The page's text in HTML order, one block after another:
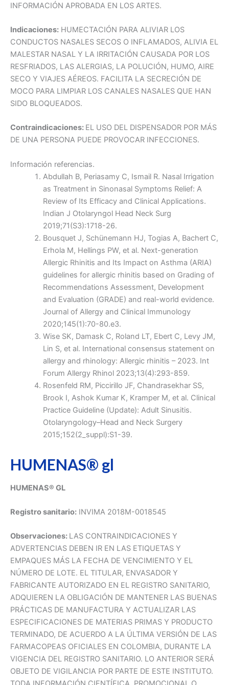
INFORMACIÓN APROBADA EN LOS ARTES.
Indicaciones: HUMECTACIÓN PARA ALIVIAR LOS
CONDUCTOS NASALES SECOS O INFLAMADOS, ALIVIA EL
MALESTAR NASAL Y LA IRRITACIÓN CAUSADA POR LOS
RESFRIADOS, LAS ALERGIAS, LA POLUCIÓN, HUMO, AIRE
SECO Y VIAJES AÉREOS. FACILITA LA SECRECIÓN DE
MOCO PARA LIMPIAR LOS CANALES NASALES QUE HAN
SIDO BLOQUEADOS.
Contraindicaciones: EL USO DEL DISPENSADOR POR MÁS
DE UNA PERSONA PUEDE PROVOCAR INFECCIONES.
Información referencias.
Abdullah B, Periasamy C, Ismail R. Nasal Irrigation
as Treatment in Sinonasal Symptoms Relief: A
Review of Its Efficacy and Clinical Applications.
Indian J Otolaryngol Head Neck Surg
2019;71(S3):1718-26.
Bousquet J, Schünemann HJ, Togias A, Bachert C,
Erhola M, Hellings PW, et al. Next-generation
Allergic Rhinitis and Its Impact on Asthma (ARIA)
guidelines for allergic rhinitis based on Grading of
Recommendations Assessment, Development
and Evaluation (GRADE) and real-world evidence.
Journal of Allergy and Clinical Immunology
2020;145(1):70-80.e3.
Wise SK, Damask C, Roland LT, Ebert C, Levy JM,
Lin S, et al. International consensus statement on
allergy and rhinology: Allergic rhinitis – 2023. Int
Forum Allergy Rhinol 2023;13(4):293-859.
Rosenfeld RM, Piccirillo JF, Chandrasekhar SS,
Brook I, Ashok Kumar K, Kramper M, et al. Clinical
Practice Guideline (Update): Adult Sinusitis.
Otolaryngology–Head and Neck Surgery
2015;152(2_suppl):S1-39.
HUMENAS® gl
HUMENAS® GL
Registro sanitario: INVIMA 2018M-0018545
Observaciones: LAS CONTRAINDICACIONES Y
ADVERTENCIAS DEBEN IR EN LAS ETIQUETAS Y
EMPAQUES MÁS LA FECHA DE VENCIMIENTO Y EL
NÚMERO DE LOTE. EL TITULAR, ENVASADOR Y
FABRICANTE AUTORIZADO EN EL REGISTRO SANITARIO,
ADQUIEREN LA OBLIGACIÓN DE MANTENER LAS BUENAS
PRÁCTICAS DE MANUFACTURA Y ACTUALIZAR LAS
ESPECIFICACIONES DE MATERIAS PRIMAS Y PRODUCTO
TERMINADO, DE ACUERDO A LA ÚLTIMA VERSIÓN DE LAS
FARMACOPEAS OFICIALES EN COLOMBIA, DURANTE LA
VIGENCIA DEL REGISTRO SANITARIO. LO ANTERIOR SERÁ
OBJETO DE VIGILANCIA POR PARTE DE ESTE INSTITUTO.